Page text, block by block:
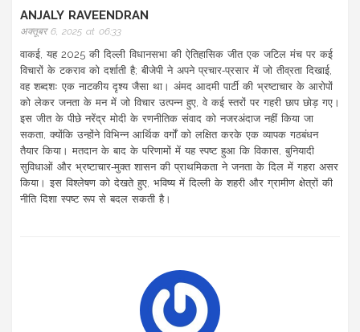
ANJALY RAVEENDRAN
अक्तूबर 6, 2025 at 06:33
वाकई, यह 2025 की दिल्ली विधानसभा की ऐतिहासिक जीत एक जटिल मंच पर कई
विचारों के टकराव को दर्शाती है; बीजेपी ने अपने प्रचार‑प्रसार में जो तीव्रता दिखाई,
वह शब्दशः एक नाटकीय दृश्य जैसा था। अंमद आदमी पार्टी की भ्रष्टाचार के आरोपों
को लेकर जनता के मन में जो विचार उत्पन्न हुए, वे कई स्तरों पर गहरी छाप छोड़ गए।
इस जीत के पीछे नरेंद्र मोदी के रणनीतिक संवाद को नजरअंदाज नहीं किया जा
सकता, क्योंकि उन्होंने विभिन्न आर्थिक वर्गों को लक्षित करके एक व्यापक गठबंधन
तैयार किया। मतदान के बाद के परिणामों में यह स्पष्ट हुआ कि विकास, बुनियादी
सुविधाओं और भ्रष्टाचार‑मुक्त शासन की प्राथमिकता ने जनता के दिल में गहरा असर
किया। इस विश्लेषण को देखते हुए, भविष्य में दिल्ली के शहरी और ग्रामीण क्षेत्रों की
नीति दिशा स्पष्ट रूप से बदल सकती है।